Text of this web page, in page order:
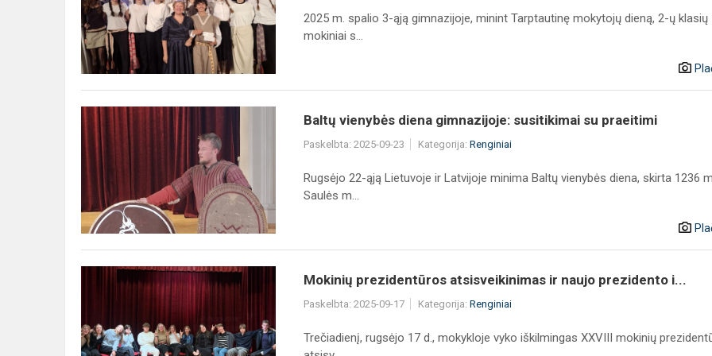
„Baltų
dvasia“
2025 m. spalio 3-ąją gimnazijoje, minint Tarptautinę mokytojų dieną, 2-ų klasių
mokiniai s...
Baltų
vienybės
diena
gimnazijoje:
susitikimai
su
praeitimi
Baltų vienybės diena gimnazijoje: susitikimai su praeitimi
Paskelbta: 2025-09-23 Kategorija: Renginiai
Rugsėjo 22-ąją Lietuvoje ir Latvijoje minima Baltų vienybės diena, skirta 1236
Saulės m...
Mokinių
prezidentūros
atsisveikinimas
ir
naujo
Mokinių prezidentūros atsisveikinimas ir naujo prezidento i...
Paskelbta: 2025-09-17 Kategorija: Renginiai
Trečiadienį, rugsėjo 17 d., mokykloje vyko iškilmingas XXVIII mokinių